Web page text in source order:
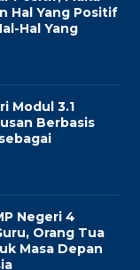
Hal Yang Positif
Hal Yang
Modul 3.1
Berbasis
Negeri 4
Orang Tua
Masa Depan